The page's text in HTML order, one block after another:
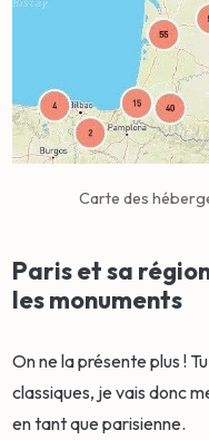
Carte des
Paris et sa
les monuments
On ne la présente plus !
classiques, je vais donc
en tant que parisienne.